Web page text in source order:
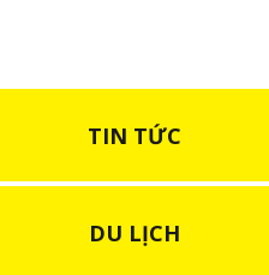
TIN TỨC
DU LỊCH